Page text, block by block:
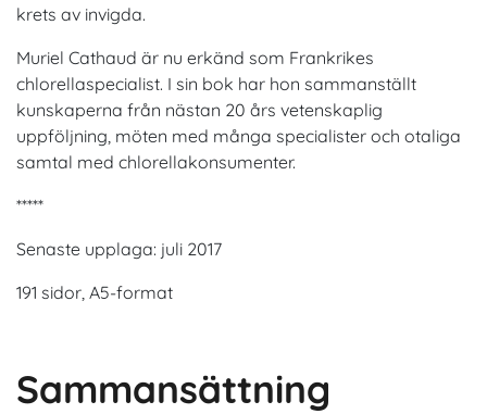
krets av invigda.
Muriel Cathaud är nu erkänd som Frankrikes
chlorellaspecialist. I sin bok har hon sammanställt
kunskaperna från nästan 20 års vetenskaplig
uppföljning, möten med många specialister och otaliga
samtal med chlorellakonsumenter.
*****
Senaste upplaga: juli 2017
191 sidor, A5-format
Sammansättning